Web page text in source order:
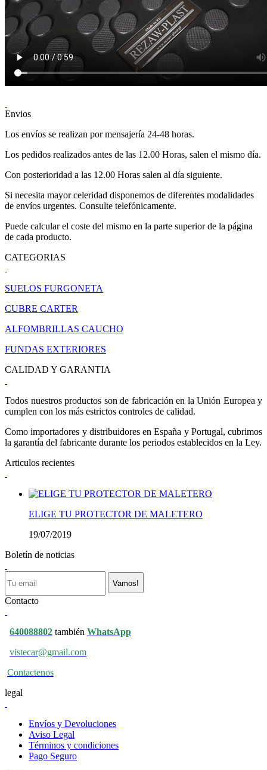
Envios
Los envíos se realizan por mensajería 24-48 horas.
Los pedidos realizados antes de las 12.00 Horas, salen el mismo día.
Con posterioridad a las 12.00 Horas salen al día siguiente.
Si necesita mayor celeridad disponemos de diferentes modalidades
de envíos urgentes. Consulte telefónicamente.
Puede calcular el coste del mismo en la parte superior de la página
de cada producto.
CATEGORIAS
SUELOS FURGONETA
CUBRE CARTER
ALFOMBRILLAS CAUCHO
FUNDAS EXTERIORES
CALIDAD Y GARANTIA
Todos nuestros productos son de fabricación en la Unión Europea y
cumplen con los más estrictos controles de calidad.
Como importadores y distribuidores en España y Portugal, cubrimos
la garantía del fabricante durante los periodos establecidos en la Ley.
Articulos recientes
ELIGE TU PROTECTOR DE MALETERO
19/07/2019
Boletín de noticias
Vamos!
Contacto
640088802 también WhatsApp
vistecar@gmail.com
Contactenos
legal
Envíos y Devoluciones
Aviso Legal
Términos y condiciones
Pago Seguro